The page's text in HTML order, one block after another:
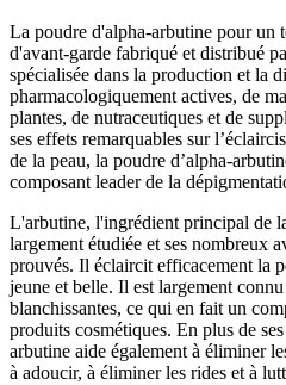
La poudre d'alpha-arbutine pour un
d'avant-garde fabriqué et distribué
spécialisée dans la production et la
pharmacologiquement actives, de
plantes, de nutraceutiques et de
ses effets remarquables sur
de la peau, la poudre d’alpha-
composant leader de la
L'arbutine, l'ingrédient principal de
largement étudiée et ses nombreux
prouvés. Il éclaircit efficacement la
jeune et belle. Il est largement
blanchissantes, ce qui en fait un
produits cosmétiques. En plus de
arbutine aide également à éliminer
à adoucir, à éliminer les rides et à